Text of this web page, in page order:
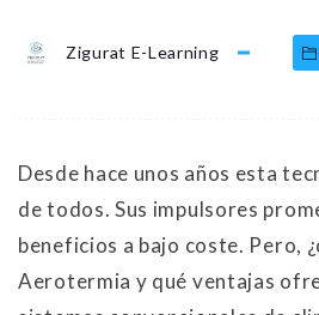
Zigurat E-Learning
Desde hace unos años esta
de todos. Sus impulsores
beneficios a bajo coste. Pero,
Aerotermia y qué ventajas